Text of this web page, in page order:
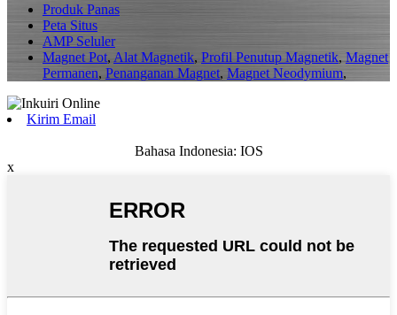
Produk Panas
Peta Situs
AMP Seluler
Magnet Pot, Alat Magnetik, Profil Penutup Magnetik, Magnet
Permanen, Penanganan Magnet, Magnet Neodymium,
Kirim Email
Bahasa Indonesia: IOS
x